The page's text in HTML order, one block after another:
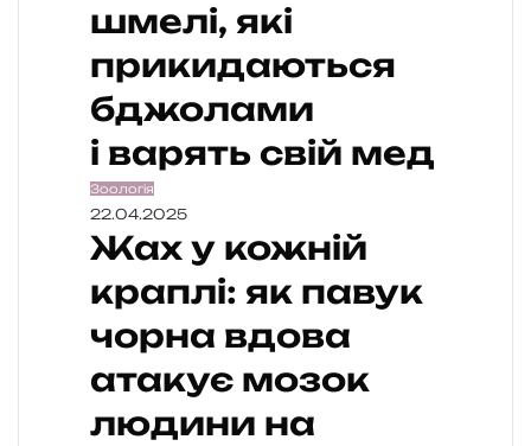
шмелі, які
прикидаються
бджолами
і варять свій мед
Зоологія
22.04.2025
Жах у кожній
краплі: як павук
чорна вдова
атакує мозок
людини на